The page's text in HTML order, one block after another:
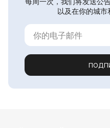
以及在你的城市